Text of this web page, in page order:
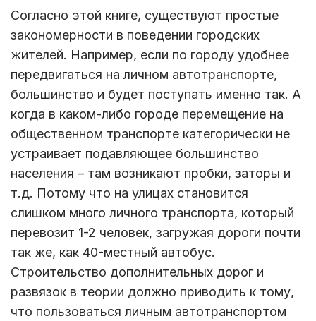
Согласно этой книге, существуют простые
закономерности в поведении городских
жителей. Например, если по городу удобнее
передвигаться на личном автотранспорте,
большинство и будет поступать именно так. А
когда в каком-либо городе перемещение на
общественном транспорте категорически не
устраивает подавляющее большинство
населения – там возникают пробки, заторы и
т.д. Потому что на улицах становится
слишком много личного транспорта, который
перевозит 1-2 человек, загружая дороги почти
так же, как 40-местный автобус.
Строительство дополнительных дорог и
развязок в теории должно приводить к тому,
что пользоваться личным автотранспортом